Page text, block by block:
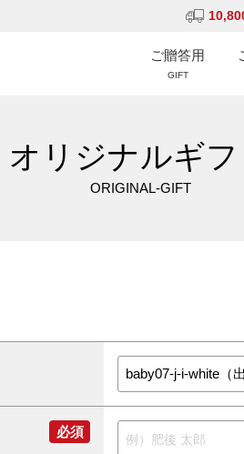
ご贈答用
GIFT
オリジナルギフ
ORIGINAL-GIFT
必須